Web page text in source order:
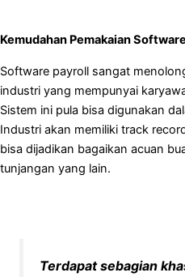
Kemudahan Pemakaian
Software payroll sangat
industri yang mempunyai
Sistem ini pula bisa digunakan
Industri akan memiliki track
bisa dijadikan bagaikan acuan
tunjangan yang lain.
Terdapat sebagian